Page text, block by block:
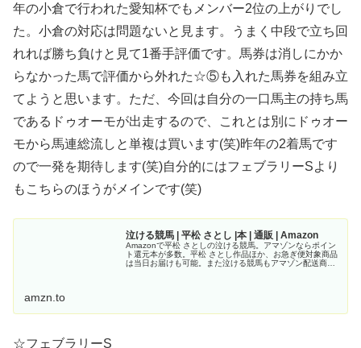
年の小倉で行われた愛知杯でもメンバー2位の上がりでし
た。小倉の対応は問題ないと見ます。うまく中段で立ち回
れれば勝ち負けと見て1番手評価です。馬券は消しにかか
らなかった馬で評価から外れた☆⑤も入れた馬券を組み立
てようと思います。ただ、今回は自分の一口馬主の持ち馬
であるドゥオーモが出走するので、これとは別にドゥオー
モから馬連総流しと単複は買います(笑)昨年の2着馬です
ので一発を期待します(笑)自分的にはフェブラリーSより
もこちらのほうがメインです(笑)
泣ける競馬 | 平松 さとし |本 | 通販 | Amazon
Amazonで平松 さとしの泣ける競馬。アマゾンならポイン
ト還元本が多数。平松 さとし作品ほか、お急ぎ便対象商品
は当日お届けも可能。また泣ける競馬もアマゾン配送商品
amzn.to
☆フェブラリーS